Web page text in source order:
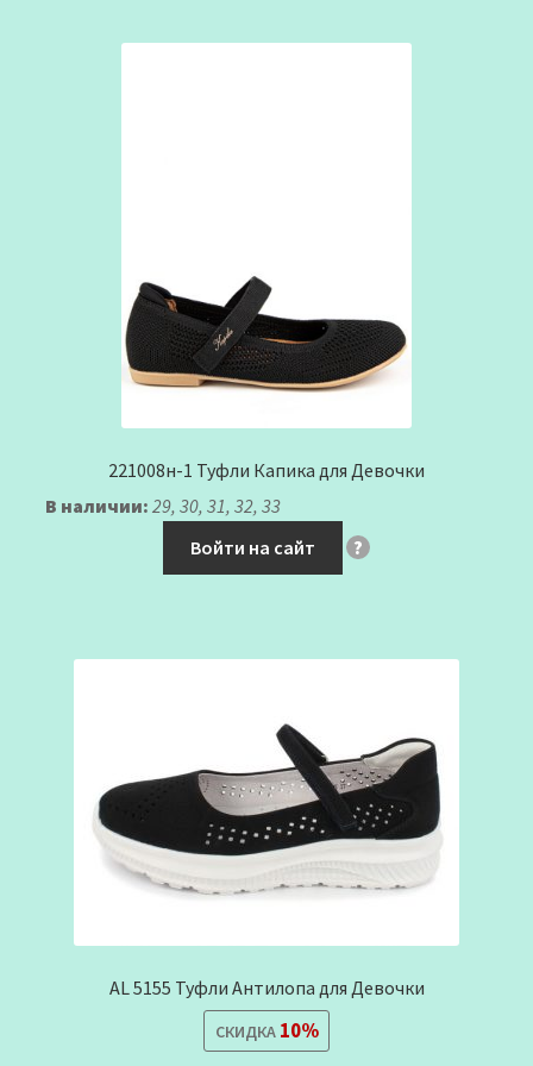
221008н-1 Туфли Капика для Девочки
В наличии: 29, 30, 31, 32, 33
Войти на сайт
?
AL 5155 Туфли Антилопа для Девочки
СКИДКА10%